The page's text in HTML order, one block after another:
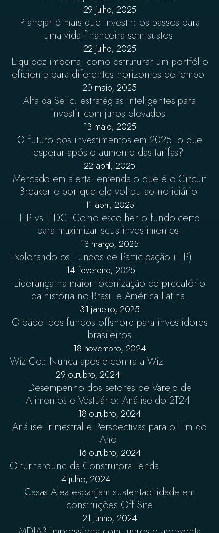
29 julho, 2025
Planejar é mais que investir: os passos para
uma vida financeira sem sustos
22 julho, 2025
Liquidez importa: como estruturar um portfólio
eficiente para diferentes horizontes de tempo
20 maio, 2025
Alta da Selic: estratégias inteligentes para
investir com juros elevados
13 maio, 2025
O futuro dos investimentos em 2025: o que
esperar após o aumento das tarifas?
22 abril, 2025
Mercado em alerta: entenda o que é o Circuit
Breaker e por que ele voltou ao noticiário
11 abril, 2025
FIP vs FIDC: Como escolher o fundo certo
para maximizar seus investimentos
13 março, 2025
Explorando os Fundos de Participação (FIP)
14 fevereiro, 2025
Liderança na maior tokenização de precatório
da história no Brasil e América Latina
31 janeiro, 2025
O papel dos fundos offshore para investidores
brasileiros
18 novembro, 2024
Wiz Co.: Nunca aposte contra a Wiz
29 outubro, 2024
Desempenho dos setores de Varejo de
Alimentos e Vestuário: Análise do 2T24
18 outubro, 2024
Análise Trimestral e Perspectivas para o Fim do
Ano
16 outubro, 2024
O turnaround da Construtora Tenda
4 julho, 2024
Casas Alea esbanjam sustentabilidade em
construções Off Site
21 junho, 2024